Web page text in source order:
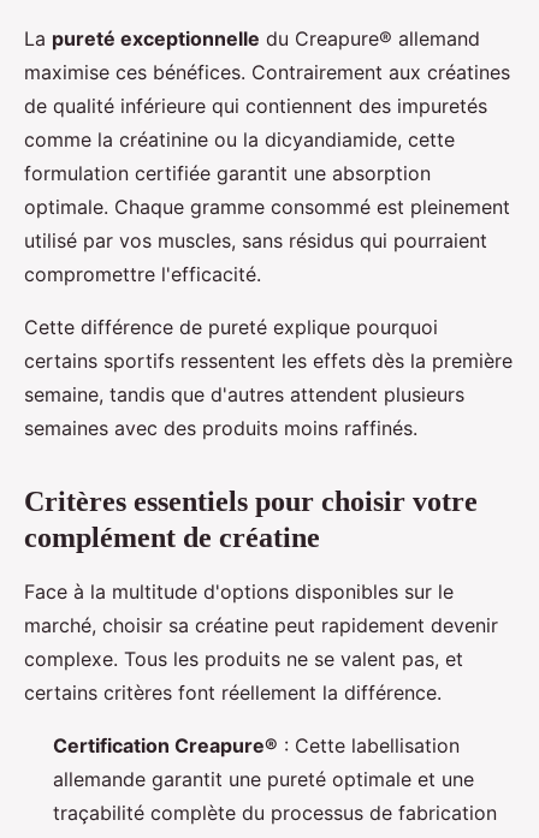
La pureté exceptionnelle du Creapure® allemand
maximise ces bénéfices. Contrairement aux créatines
de qualité inférieure qui contiennent des impuretés
comme la créatinine ou la dicyandiamide, cette
formulation certifiée garantit une absorption
optimale. Chaque gramme consommé est pleinement
utilisé par vos muscles, sans résidus qui pourraient
compromettre l'efficacité.
Cette différence de pureté explique pourquoi
certains sportifs ressentent les effets dès la première
semaine, tandis que d'autres attendent plusieurs
semaines avec des produits moins raffinés.
Critères essentiels pour choisir votre
complément de créatine
Face à la multitude d'options disponibles sur le
marché, choisir sa créatine peut rapidement devenir
complexe. Tous les produits ne se valent pas, et
certains critères font réellement la différence.
Certification Creapure® : Cette labellisation
allemande garantit une pureté optimale et une
traçabilité complète du processus de fabrication